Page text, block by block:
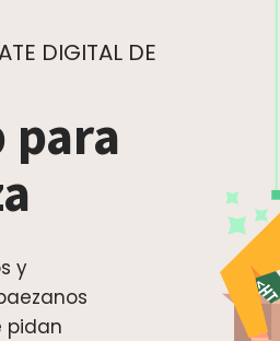
DIGITAL DE
para
y
pidan